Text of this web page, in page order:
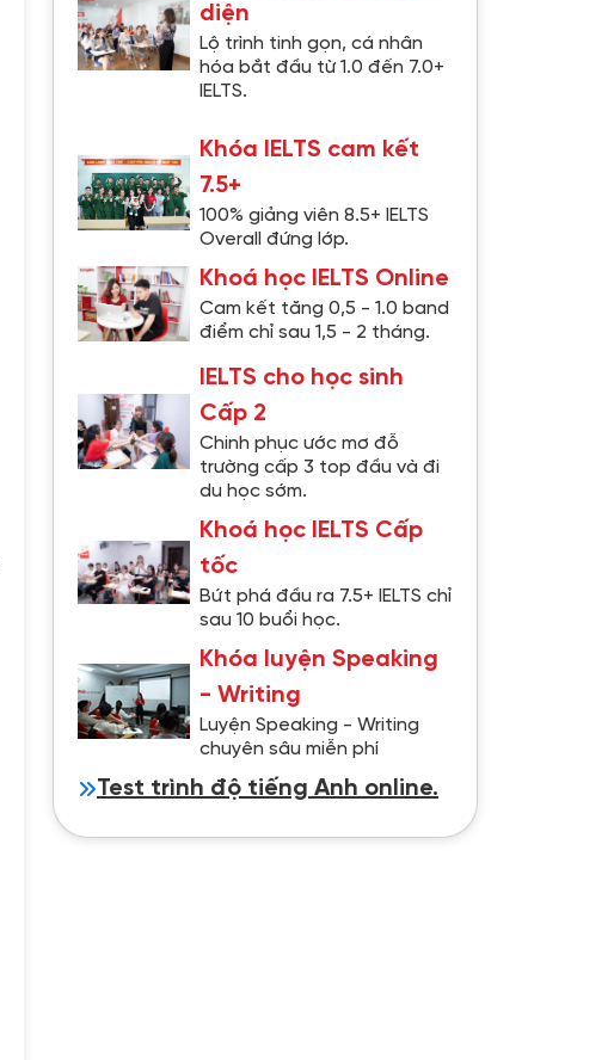
diện
Lộ trình tinh gọn, cá nhân
hóa bắt đầu từ 1.0 đến 7.0+
IELTS.
Khóa IELTS cam kết
7.5+
100% giảng viên 8.5+ IELTS
Overall đứng lớp.
Khoá học IELTS Online
Cam kết tăng 0,5 - 1.0 band
điểm chỉ sau 1,5 - 2 tháng.
IELTS cho học sinh
Cấp 2
Chinh phục ước mơ đỗ
trường cấp 3 top đầu và đi
du học sớm.
Khoá học IELTS Cấp
tốc
Bứt phá đầu ra 7.5+ IELTS chỉ
sau 10 buổi học.
Khóa luyện Speaking
- Writing
Luyện Speaking - Writing
chuyên sâu miễn phí
Test trình độ tiếng Anh online.